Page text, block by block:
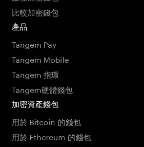
比較加密錢包
產品
Tangem Pay
Tangem Mobile
Tangem 指環
Tangem硬體錢包
加密資產錢包
用於 Bitcoin 的錢包
用於 Ethereum 的錢包